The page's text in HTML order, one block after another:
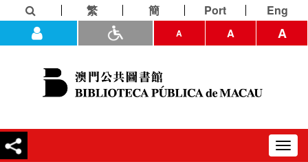
繁 簡 Port Eng
A A A